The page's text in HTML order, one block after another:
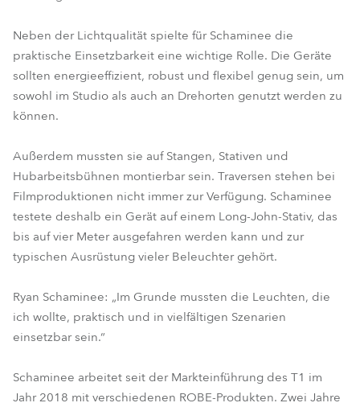
Neben der Lichtqualität spielte für Schaminee die
praktische Einsetzbarkeit eine wichtige Rolle. Die Geräte
sollten energieeffizient, robust und flexibel genug sein, um
sowohl im Studio als auch an Drehorten genutzt werden zu
können.
Außerdem mussten sie auf Stangen, Stativen und
Hubarbeitsbühnen montierbar sein. Traversen stehen bei
Filmproduktionen nicht immer zur Verfügung. Schaminee
testete deshalb ein Gerät auf einem Long-John-Stativ, das
bis auf vier Meter ausgefahren werden kann und zur
typischen Ausrüstung vieler Beleuchter gehört.
Ryan Schaminee: „Im Grunde mussten die Leuchten, die
ich wollte, praktisch und in vielfältigen Szenarien
einsetzbar sein.“
Schaminee arbeitet seit der Markteinführung des T1 im
Jahr 2018 mit verschiedenen ROBE-Produkten. Zwei Jahre